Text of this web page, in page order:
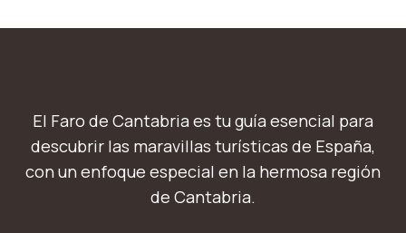
El Faro de Cantabria es tu guía esencial para
descubrir las maravillas turísticas de España,
con un enfoque especial en la hermosa región
de Cantabria.